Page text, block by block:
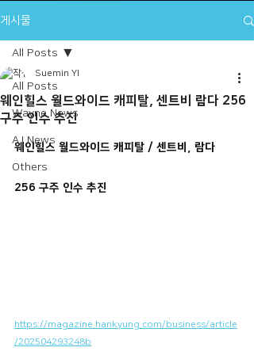
게시물
All Posts
Wayne News
A.I News
Others
All Posts
웨인힐스 월드와이드 캐피탈, 센트비 람다 256
구주 인수 추진
Suemin YI
웨인힐스 월드와이드 캐피탈 / 센트비, 람다
256 구주 인수 추진
https://magazine.hankyung.com/business/article
/202504293248b